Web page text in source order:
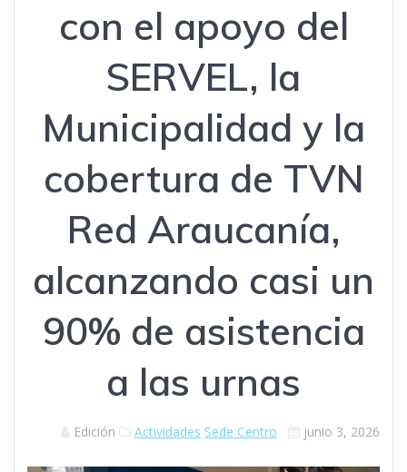
con el apoyo del
SERVEL, la
Municipalidad y la
cobertura de TVN
Red Araucanía,
alcanzando casi un
90% de asistencia
a las urnas
Edición Actividades Sede Centro junio 3, 2026